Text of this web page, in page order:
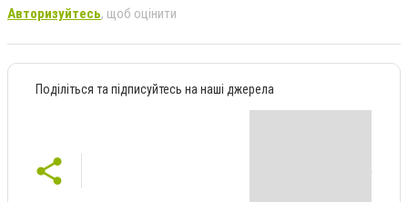
Авторизуйтесь, щоб оцінити
Поділіться та підписуйтесь на наші джерела